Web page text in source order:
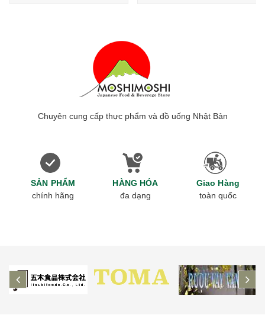
Chuyên cung cấp thực phẩm và đồ uống Nhật Bản
SẢN PHẨM
chính hãng
HÀNG HÓA
đa dạng
Giao Hàng
toàn quốc
prev